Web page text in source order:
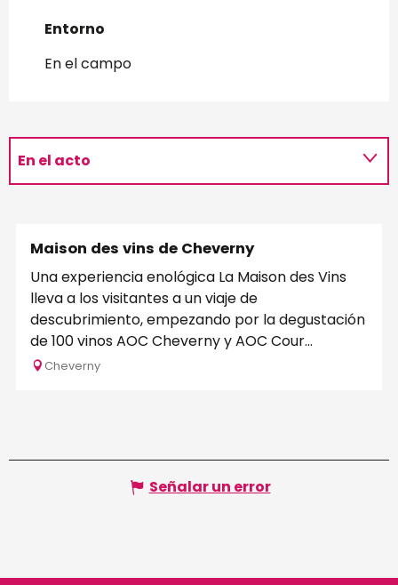
Entorno
Entorno
En el campo
En el acto
Maison des vins de Cheverny
Una experiencia enológica La Maison des Vins
lleva a los visitantes a un viaje de
descubrimiento, empezando por la degustación
de 100 vinos AOC Cheverny y AOC Cour
Cheverny en...
Cheverny
Señalar un error